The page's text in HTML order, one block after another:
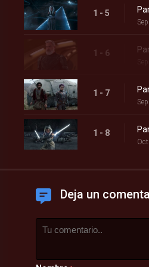
1 - 5
1 - 6
1 - 7
1 - 8
Deja un